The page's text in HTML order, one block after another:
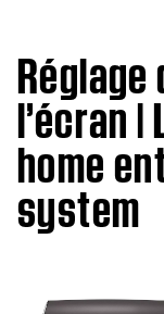
l’écran
home
system